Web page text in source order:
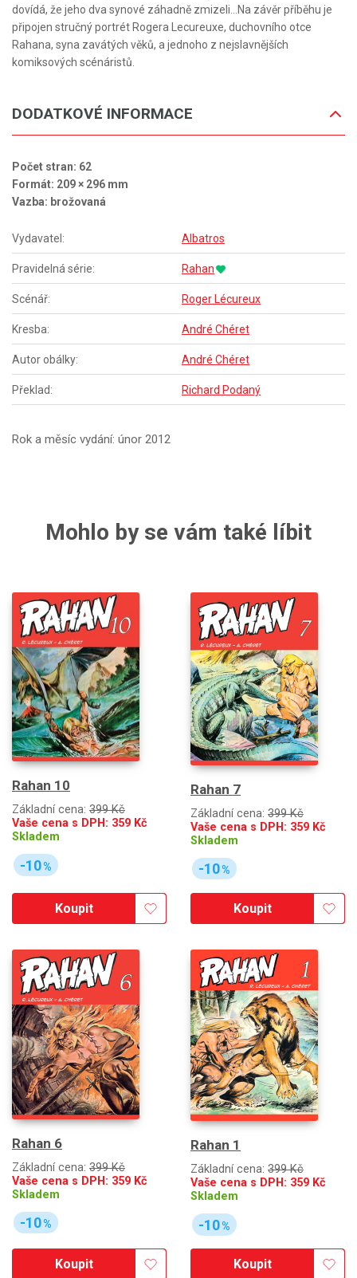
dovídá, že jeho dva synové záhadně zmizeli…Na závěr příběhu je
připojen stručný portrét Rogera Lecureuxe, duchovního otce
Rahana, syna zavátých věků, a jednoho z nejslavnějších
komiksových scénáristů.
DODATKOVÉ INFORMACE
Počet stran: 62
Formát: 209 × 296 mm
Vazba: brožovaná
Vydavatel: Albatros
Pravidelná série: Rahan
Scénář: Roger Lécureux
Kresba: André Chéret
Autor obálky: André Chéret
Překlad: Richard Podaný
Rok a měsíc vydání: únor 2012
Mohlo by se vám také líbit
Rahan 10
Základní cena: 399 Kč
Vaše cena s DPH: 359 Kč
Skladem
-10%
Koupit
Rahan 7
Základní cena: 399 Kč
Vaše cena s DPH: 359 Kč
Skladem
-10%
Koupit
Rahan 6
Základní cena: 399 Kč
Vaše cena s DPH: 359 Kč
Skladem
-10%
Koupit
Rahan 1
Základní cena: 399 Kč
Vaše cena s DPH: 359 Kč
Skladem
-10%
Koupit